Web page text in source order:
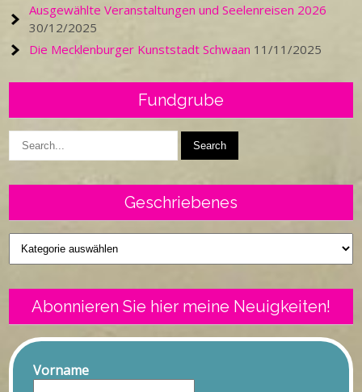
Ausgewählte Veranstaltungen und Seelenreisen 2026
30/12/2025
Die Mecklenburger Kunststadt Schwaan 11/11/2025
Fundgrube
Geschriebenes
Geschriebenes
Abonnieren Sie hier meine Neuigkeiten!
Vorname